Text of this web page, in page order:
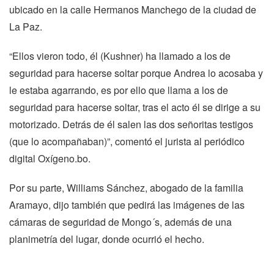
ubicado en la calle Hermanos Manchego de la ciudad de
La Paz.
“Ellos vieron todo, él (Kushner) ha llamado a los de
seguridad para hacerse soltar porque Andrea lo acosaba y
le estaba agarrando, es por ello que llama a los de
seguridad para hacerse soltar, tras el acto él se dirige a su
motorizado. Detrás de él salen las dos señoritas testigos
(que lo acompañaban)”, comentó el jurista al periódico
digital Oxígeno.bo.
Por su parte, Williams Sánchez, abogado de la familia
Aramayo, dijo también que pedirá las imágenes de las
cámaras de seguridad de Mongo´s, además de una
planimetría del lugar, donde ocurrió el hecho.